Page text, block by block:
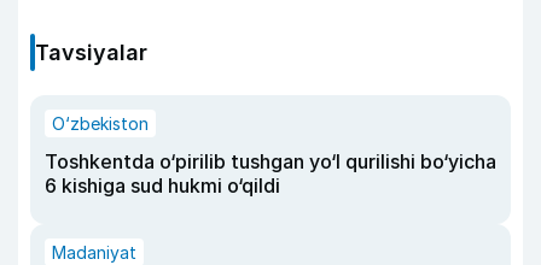
Tavsiyalar
O‘zbekiston
Toshkentda o‘pirilib tushgan yo‘l qurilishi bo‘yicha
6 kishiga sud hukmi o‘qildi
Madaniyat